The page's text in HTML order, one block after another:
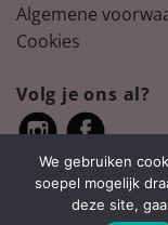
Algemene
Cookies
Volg je ons al?
We gebruiken
soepel mogelijk
deze site,